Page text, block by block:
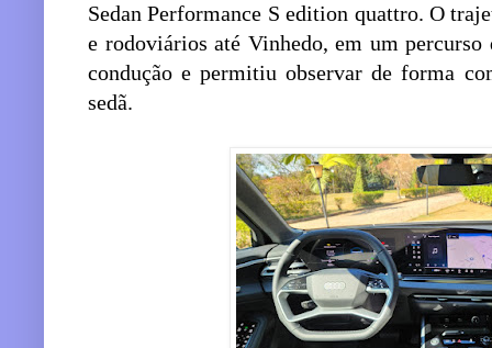
Sedan Performance S edition quattro. O
e rodoviários até Vinhedo, em um percurso
condução e permitiu observar de forma
sedã.